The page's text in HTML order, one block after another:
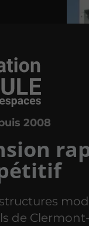
2008
de